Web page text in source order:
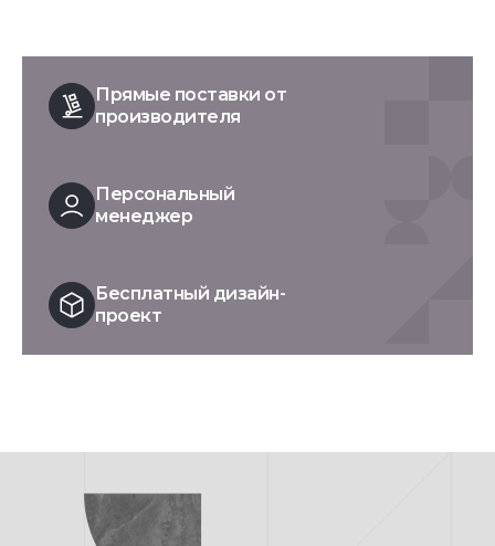
Прямые поставки от
производителя
Персональный
менеджер
Бесплатный дизайн-
проект